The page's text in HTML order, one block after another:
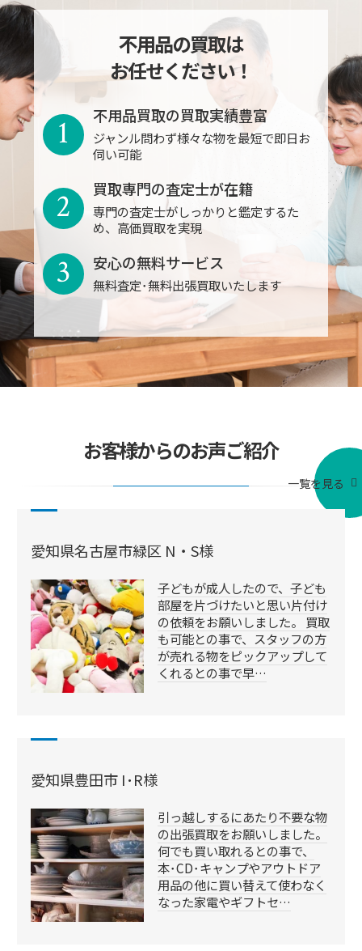
不用品の買取は
お任せください！
不用品買取の買取実績豊富
ジャンル問わず様々な物を最短で即日お
伺い可能
1
買取専門の査定士が在籍
専門の査定士がしっかりと鑑定するた
め、高価買取を実現
2
安心の無料サービス
無料査定･無料出張買取いたします
3
お客様からのお声ご紹介
一覧を見る
愛知県名古屋市緑区 N・S様
子どもが成人したので、子ども
部屋を片づけたいと思い片付け
の依頼をお願いしました。 買取
も可能との事で、スタッフの方
が売れる物をピックアップして
くれるとの事で早…
愛知県豊田市 I･R様
引っ越しするにあたり不要な物
の出張買取をお願いしました。
何でも買い取れるとの事で、
本･CD･キャンプやアウトドア
用品の他に買い替えて使わなく
なった家電やギフトセ…